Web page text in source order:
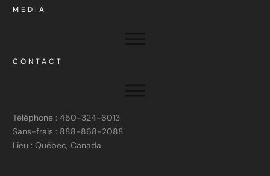
MEDIA
CONTACT
Téléphone : 450-324-6013
Sans-frais : 888-868-2088
Lieu : Québec, Canada